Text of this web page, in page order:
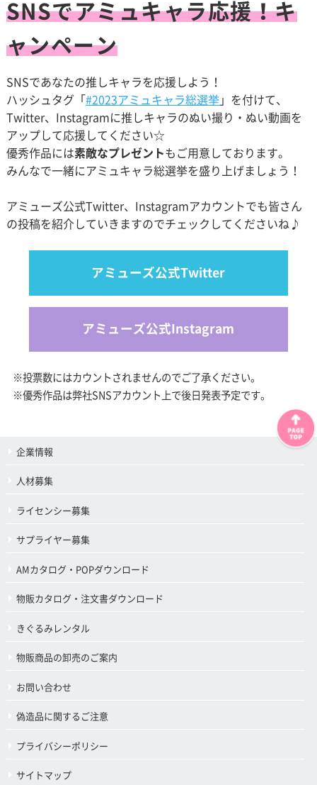
SNSでアミュキャラ応援！キ
ャンペーン
SNSであなたの推しキャラを応援しよう！
ハッシュタグ「 #2023アミュキャラ総選挙」を付けて、
Twitter、Instagramに推しキャラのぬい撮り・ぬい動画を
アップして応援してください☆
優秀作品には素敵なプレゼントもご用意しております。
みんなで一緒にアミュキャラ総選挙を盛り上げましょう！
アミューズ公式Twitter、Instagramアカウントでも皆さん
の投稿を紹介していきますのでチェックしてくださいね♪
アミューズ公式Twitter
アミューズ公式Instagram
※投票数にはカウントされませんのでご了承ください。
※優秀作品は弊社SNSアカウント上で後日発表予定です。
企業情報
人材募集
ライセンシー募集
サプライヤー募集
AMカタログ・POPダウンロード
物販カタログ・注文書ダウンロード
きぐるみレンタル
物販商品の卸売のご案内
お問い合わせ
偽造品に関するご注意
プライバシーポリシー
サイトマップ